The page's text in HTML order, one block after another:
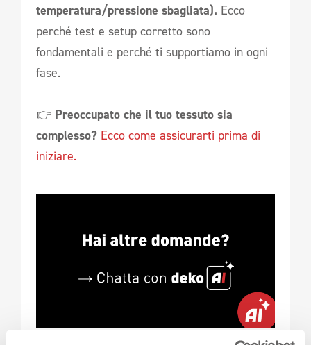
temperatura/pressione sbagliata). Ecco
perché test e setup corretto sono
fondamentali e perché ti supportiamo in ogni
fase.
👉 Preoccupato che il tuo tessuto sia
complesso? Ecco come assicurarti prima di
iniziare.